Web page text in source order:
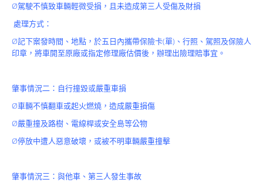
Ø駕駛不慎致車輛輕微受損，且未造成第三人受傷及財損
處理方式：
Ø記下案發時間、地點，於五日內攜帶保險卡(單)、行照、駕照及保險人
印章，將車開至原廠或指定修理廠估價後，辦理出險理賠事宜。
肇事情況二：自行撞毀或嚴重車損
Ø車輛不慎翻車或起火燃燒，造成嚴重損傷
Ø嚴重撞及路樹、電線桿或安全島等公物
Ø停放中遭人惡意破壞，或被不明車輛嚴重撞擊
肇事情況三：與他車、第三人發生事故